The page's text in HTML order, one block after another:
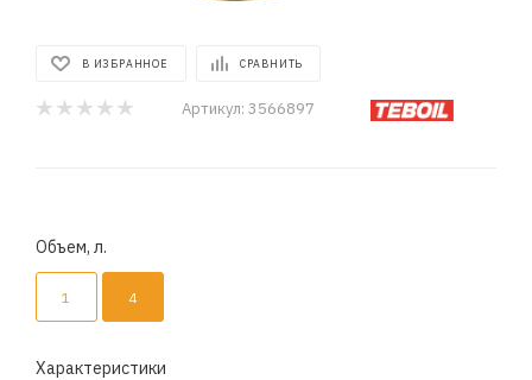
В ИЗБРАННОЕ СРАВНИТЬ
Артикул: 3566897
Объем, л.
1 4
Характеристики